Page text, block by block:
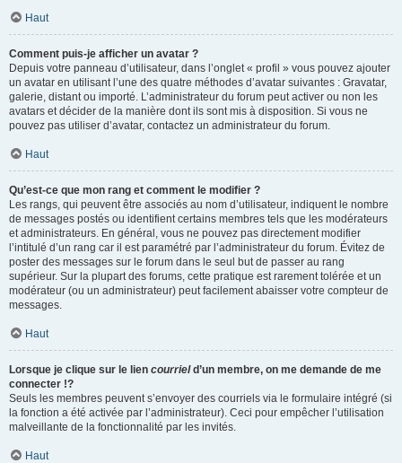
Haut
Comment puis-je afficher un avatar ?
Depuis votre panneau d’utilisateur, dans l’onglet « profil » vous pouvez ajouter
un avatar en utilisant l’une des quatre méthodes d’avatar suivantes : Gravatar,
galerie, distant ou importé. L’administrateur du forum peut activer ou non les
avatars et décider de la manière dont ils sont mis à disposition. Si vous ne
pouvez pas utiliser d’avatar, contactez un administrateur du forum.
Haut
Qu’est-ce que mon rang et comment le modifier ?
Les rangs, qui peuvent être associés au nom d’utilisateur, indiquent le nombre
de messages postés ou identifient certains membres tels que les modérateurs
et administrateurs. En général, vous ne pouvez pas directement modifier
l’intitulé d’un rang car il est paramétré par l’administrateur du forum. Évitez de
poster des messages sur le forum dans le seul but de passer au rang
supérieur. Sur la plupart des forums, cette pratique est rarement tolérée et un
modérateur (ou un administrateur) peut facilement abaisser votre compteur de
messages.
Haut
Lorsque je clique sur le lien courrield’un membre, on me demande de me
connecter !?
Seuls les membres peuvent s’envoyer des courriels via le formulaire intégré (si
la fonction a été activée par l’administrateur). Ceci pour empêcher l’utilisation
malveillante de la fonctionnalité par les invités.
Haut